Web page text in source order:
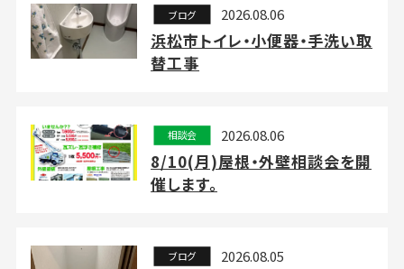
ブログ 2026.08.06
浜松市トイレ・小便器・手洗い取
替工事
相談会 2026.08.06
8/10(月)屋根・外壁相談会を開
催します。
ブログ 2026.08.05